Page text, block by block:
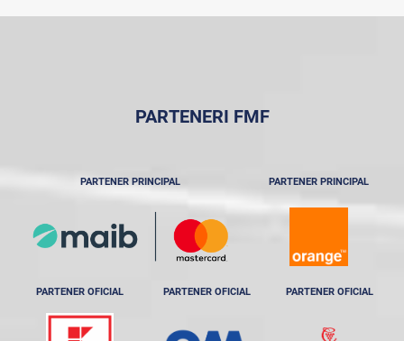
PARTENERI FMF
PARTENER PRINCIPAL PARTENER PRINCIPAL
PARTENER OFICIAL PARTENER OFICIAL PARTENER OFICIAL